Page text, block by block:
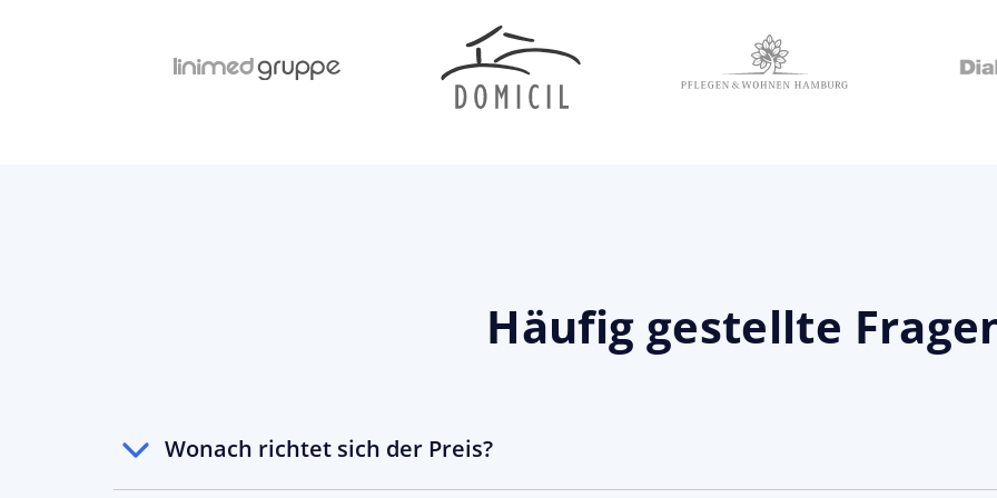
Häufig gestellte
Wonach richtet sich der Preis?